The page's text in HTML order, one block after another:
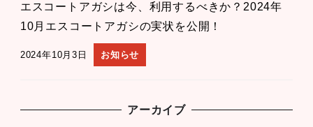
エスコートアガシは今、利用するべきか？2024年
10月エスコートアガシの実状を公開！
2024年10月3日 お知らせ
アーカイブ